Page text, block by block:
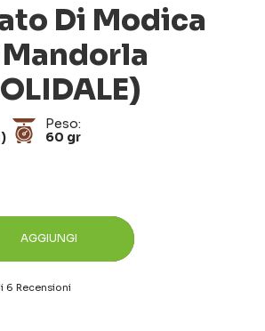
Di Modica
Mandorla
Peso:
60 gr
AGGIUNGI
6 Recensioni